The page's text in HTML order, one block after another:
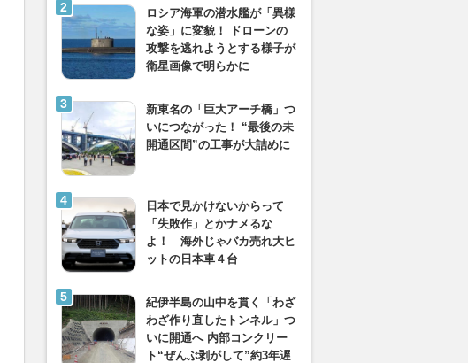
ロシア海軍の潜水艦が「異様
な姿」に変貌！ ドローンの
攻撃を逃れようとする様子が
衛星画像で明らかに
新東名の「巨大アーチ橋」つ
いにつながった！ “最後の未
開通区間”の工事が大詰めに
日本で見かけないからって
「失敗作」とかナメるな
よ！ 海外じゃバカ売れ大ヒ
ットの日本車４台
紀伊半島の山中を貫く「わざ
わざ作り直したトンネル」つ
いに開通へ 内部コンクリー
ト“ぜんぶ剥がして”約3年遅